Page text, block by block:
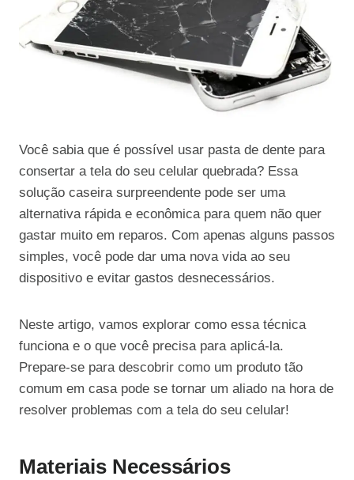
Você sabia que é possível usar pasta de dente para
consertar a tela do seu celular quebrada? Essa
solução caseira surpreendente pode ser uma
alternativa rápida e econômica para quem não quer
gastar muito em reparos. Com apenas alguns passos
simples, você pode dar uma nova vida ao seu
dispositivo e evitar gastos desnecessários.
Neste artigo, vamos explorar como essa técnica
funciona e o que você precisa para aplicá-la.
Prepare-se para descobrir como um produto tão
comum em casa pode se tornar um aliado na hora de
resolver problemas com a tela do seu celular!
Materiais Necessários